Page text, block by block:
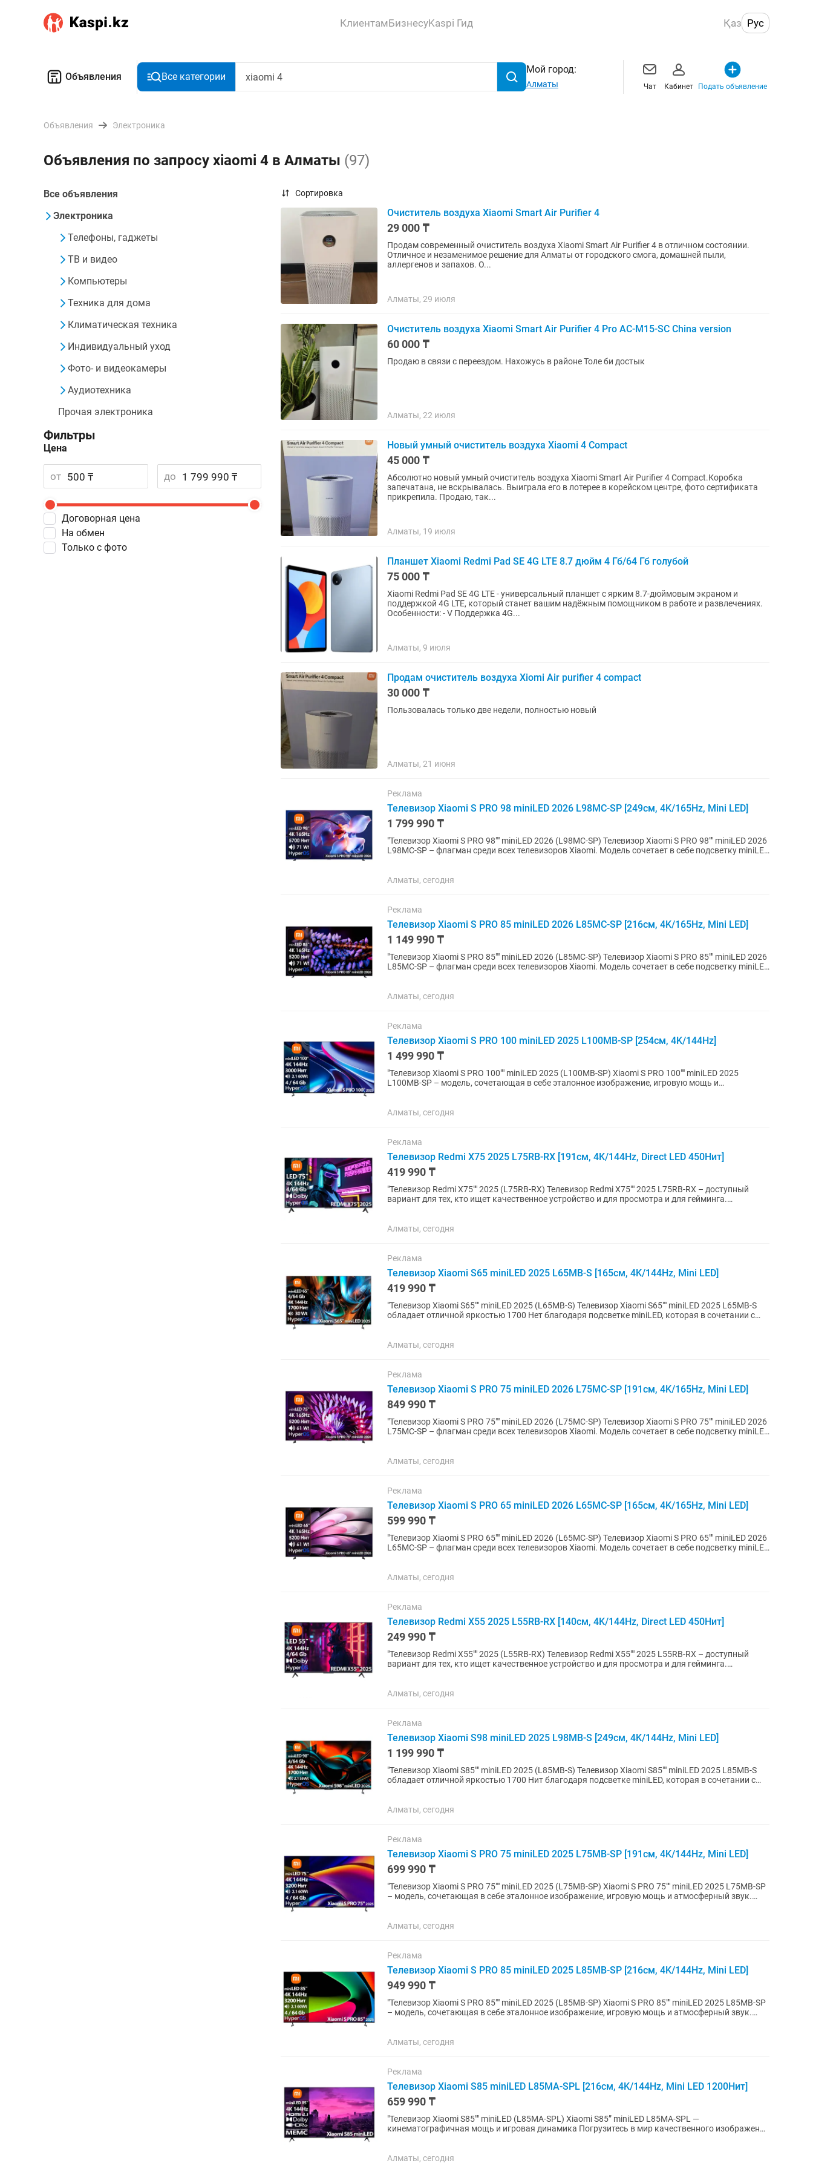
КлиентамБизнесуKaspi Гид Қаз Рус
Объявления Все категории
Мой город:
Алматы Чат Кабинет Подать объявление
Объявления Электроника
Объявления по запросу xiaomi 4 в Алматы (97)
Все объявления
Электроника
Телефоны, гаджеты
ТВ и видео
Компьютеры
Техника для дома
Климатическая техника
Индивидуальный уход
Прочая электроника
Фото- и видеокамеры
Аудиотехника
Фильтры
Цена
от до
Договорная цена
На обмен
Только с фото
Сортировка
Очиститель воздуха Xiaomi Smart Air Purifier 4
29 000 ₸
Продам современный очиститель воздуха Xiaomi Smart Air Purifier 4 в отличном состоянии.
Отличное и незаменимое решение для Алматы от городского смога, домашней пыли,
аллергенов и запахов. О...
Алматы, 29 июля
Очиститель воздуха Xiaomi Smart Air Purifier 4 Pro AC-M15-SC China version
60 000 ₸
Продаю в связи с переездом. Нахожусь в районе Толе би достык
Алматы, 22 июля
Новый умный очиститель воздуха Xiaomi 4 Compact
45 000 ₸
Абсолютно новый умный очиститель воздуха Xiaomi Smart Air Purifier 4 Compact.Коробка
запечатана, не вскрывалась. Выиграла его в лотерее в корейском центре, фото сертификата
прикрепила. Продаю, так...
Алматы, 19 июля
Планшет Xiaomi Redmi Pad SE 4G LTE 8.7 дюйм 4 Гб/64 Гб голубой
75 000 ₸
Xiaomi Redmi Pad SE 4G LTE - универсальный планшет с ярким 8.7-дюймовым экраном и
поддержкой 4G LTE, который станет вашим надёжным помощником в работе и развлечениях.
Особенности: - V Поддержка 4G...
Алматы, 9 июля
Продам очиститель воздуха Xiomi Air purifier 4 compact
30 000 ₸
Пользовалась только две недели, полностью новый
Алматы, 21 июня
Реклама
Телевизор Xiaomi S PRO 98 miniLED 2026 L98MC-SP [249см, 4K/165Hz, Mini LED]
1 799 990 ₸
"Телевизор Xiaomi S PRO 98"" miniLED 2026 (L98MC-SP) Телевизор Xiaomi S PRO 98"" miniLED 2026
L98MC-SP – флагман среди всех телевизоров Xiaomi. Модель сочетает в себе подсветку miniLED
Алматы, сегодня
Реклама
Телевизор Xiaomi S PRO 85 miniLED 2026 L85MC-SP [216см, 4K/165Hz, Mini LED]
1 149 990 ₸
"Телевизор Xiaomi S PRO 85"" miniLED 2026 (L85MC-SP) Телевизор Xiaomi S PRO 85"" miniLED 2026
L85MC-SP – флагман среди всех телевизоров Xiaomi. Модель сочетает в себе подсветку miniLED
Алматы, сегодня
Реклама
Телевизор Xiaomi S PRO 100 miniLED 2025 L100MB-SP [254см, 4K/144Hz]
1 499 990 ₸
"Телевизор Xiaomi S PRO 100"" miniLED 2025 (L100MB-SP) Xiaomi S PRO 100"" miniLED 2025
L100MB-SP – модель, сочетающая в себе эталонное изображение, игровую мощь и
Алматы, сегодня
Реклама
Телевизор Redmi X75 2025 L75RB-RX [191см, 4K/144Hz, Direct LED 450Нит]
419 990 ₸
"Телевизор Redmi X75"" 2025 (L75RB-RX) Телевизор Redmi X75"" 2025 L75RB-RX – доступный
вариант для тех, кто ищет качественное устройство и для просмотра и для гейминга.
Алматы, сегодня
Реклама
Телевизор Xiaomi S65 miniLED 2025 L65MB-S [165см, 4K/144Hz, Mini LED]
419 990 ₸
"Телевизор Xiaomi S65"" miniLED 2025 (L65MB-S) Телевизор Xiaomi S65"" miniLED 2025 L65MB-S
обладает отличной яркостью 1700 Нет благодаря подсветке miniLED, которая в сочетании с
Алматы, сегодня
Реклама
Телевизор Xiaomi S PRO 75 miniLED 2026 L75MC-SP [191см, 4K/165Hz, Mini LED]
849 990 ₸
"Телевизор Xiaomi S PRO 75"" miniLED 2026 (L75MC-SP) Телевизор Xiaomi S PRO 75"" miniLED 2026
L75MC-SP – флагман среди всех телевизоров Xiaomi. Модель сочетает в себе подсветку miniLED
Алматы, сегодня
Реклама
Телевизор Xiaomi S PRO 65 miniLED 2026 L65MC-SP [165см, 4K/165Hz, Mini LED]
599 990 ₸
"Телевизор Xiaomi S PRO 65"" miniLED 2026 (L65MC-SP) Телевизор Xiaomi S PRO 65"" miniLED 2026
L65MC-SP – флагман среди всех телевизоров Xiaomi. Модель сочетает в себе подсветку miniLED
Алматы, сегодня
Реклама
Телевизор Redmi X55 2025 L55RB-RX [140см, 4K/144Hz, Direct LED 450Нит]
249 990 ₸
"Телевизор Redmi X55"" 2025 (L55RB-RX) Телевизор Redmi X55"" 2025 L55RB-RX – доступный
вариант для тех, кто ищет качественное устройство и для просмотра и для гейминга.
Алматы, сегодня
Реклама
Телевизор Xiaomi S98 miniLED 2025 L98MB-S [249см, 4K/144Hz, Mini LED]
1 199 990 ₸
"Телевизор Xiaomi S85"" miniLED 2025 (L85MB-S) Телевизор Xiaomi S85"" miniLED 2025 L85MB-S
обладает отличной яркостью 1700 Нит благодаря подсветке miniLED, которая в сочетании с
Алматы, сегодня
Реклама
Телевизор Xiaomi S PRO 75 miniLED 2025 L75MB-SP [191см, 4K/144Hz, Mini LED]
699 990 ₸
"Телевизор Xiaomi S PRO 75"" miniLED 2025 (L75MB-SP) Xiaomi S PRO 75"" miniLED 2025 L75MB-SP
– модель, сочетающая в себе эталонное изображение, игровую мощь и атмосферный звук.
Алматы, сегодня
Реклама
Телевизор Xiaomi S PRO 85 miniLED 2025 L85MB-SP [216см, 4K/144Hz, Mini LED]
949 990 ₸
"Телевизор Xiaomi S PRO 85"" miniLED 2025 (L85MB-SP) Xiaomi S PRO 85"" miniLED 2025 L85MB-SP
– модель, сочетающая в себе эталонное изображение, игровую мощь и атмосферный звук.
Алматы, сегодня
Реклама
Телевизор Xiaomi S85 miniLED L85MA-SPL [216см, 4K/144Hz, Mini LED 1200Нит]
659 990 ₸
"Телевизор Xiaomi S85"" miniLED (L85MA-SPL) Xiaomi S85” miniLED L85MA-SPL —
кинематографичная мощь и игровая динамика Погрузитесь в мир качественного изображения
Алматы, сегодня